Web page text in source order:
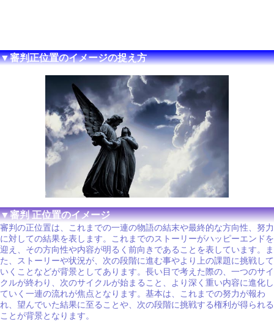
▼審判正位置のイメージの捉え方
▼審判 正位置のイメージ
審判の正位置は、これまでの一連の物語の結末や最終的な方向性、努力
に対しての結果を表します。これまでのストーリーがハッピーエンドを
迎え、その方向性や内容が明るく前向きであることを表しています。ま
た、ストーリーや状況が、次の段階に進む事やより上の課題に挑戦して
いくことなどが背景としてあります。長い目で考えた際の、一つのサイ
クルが終わり、次のサイクルが始まること、より深く重い内容に進化し
ていく一連の流れが焦点となります。基本は、これまでの努力が報わ
れ、望んでいた結果に至ることや、次の段階に挑戦する権利が得られる
ことが背景となります。